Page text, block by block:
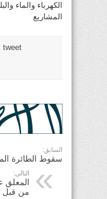
الكهرباء والماء
المشاريع
tweet
السابق:
سقوط الطائرة
التالي:
المعلق
من قبل